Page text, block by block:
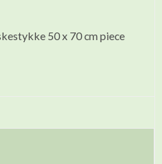
50 x 70 cm piece